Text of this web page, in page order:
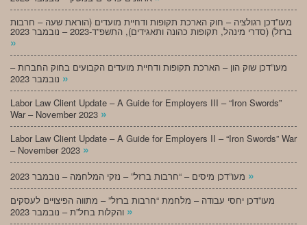
מעו”דכן רגולציה – חוק הארכת תקופות ודחיית מועדים (הוראת שעה – חרבות
ברזל) (סדרי מינהל, תקופות כהונה ותאגידים), התשפ”ד-2023 – נובמבר 2023
»
מעו”דכן שוק הון – הארכת תקופות ודחיית מועדים הקבועים בחוק החברות –
»
Labor Law Client Update – A Guide for Employers III – “Iron Swords”
War – November 2023 »
Labor Law Client Update – A Guide for Employers II – “Iron Swords” War
– November 2023 »
»
מעו”דכן יחסי עבודה – מלחמת “חרבות ברזל” – מתווה הפיצויים לעסקים
»